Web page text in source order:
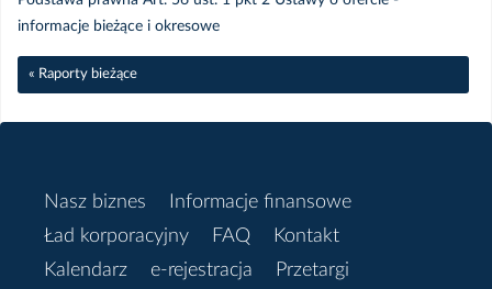
Styczeń
Listopad
informacje bieżące i okresowe
« Raporty bieżące
Nasz biznes
Informacje finansowe
Ład korporacyjny
FAQ
Kontakt
Kalendarz
e-rejestracja Przetargi